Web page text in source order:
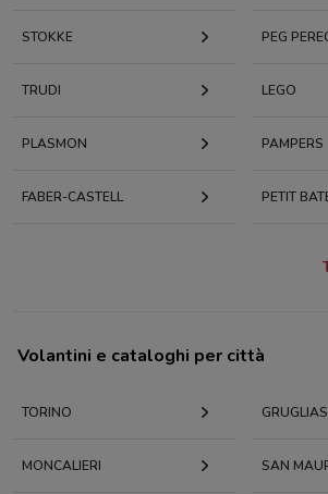
STOKKE PEG
TRUDI LEGO
PLASMON PAMPERS
FABER-CASTELL PETIT
Volantini e cataloghi per città
TORINO
MONCALIERI SAN